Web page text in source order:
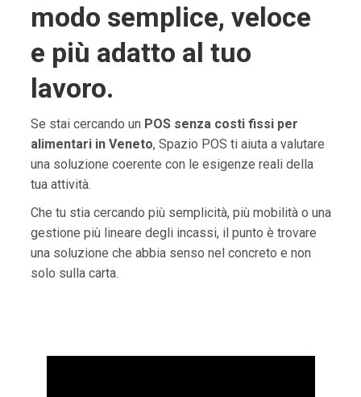
modo semplice, veloce
e più adatto al tuo
lavoro.
Se stai cercando un POS senza costi fissi per
alimentari in Veneto, Spazio POS ti aiuta a valutare
una soluzione coerente con le esigenze reali della
tua attività.
Che tu stia cercando più semplicità, più mobilità o una
gestione più lineare degli incassi, il punto è trovare
una soluzione che abbia senso nel concreto e non
solo sulla carta.